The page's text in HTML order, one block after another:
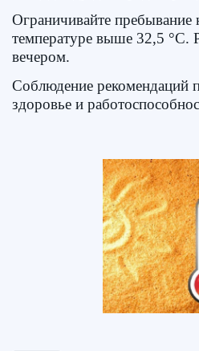
Ограничивайте пребывание
температуре выше 32,5 °C.
вечером.
Соблюдение рекомендаций
здоровье и